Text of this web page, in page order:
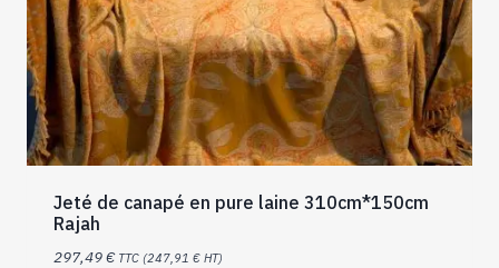
Jeté de canapé en pure laine 310cm*150cm
Rajah
297,49€ TTC (247,91 € HT)